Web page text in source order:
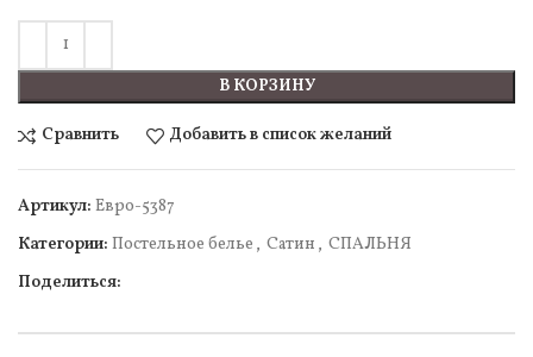
В КОРЗИНУ
Сравнить Добавить в список желаний
Артикул: Евро-5387
Категории: Постельное белье , Сатин , СПАЛЬНЯ
Поделиться: